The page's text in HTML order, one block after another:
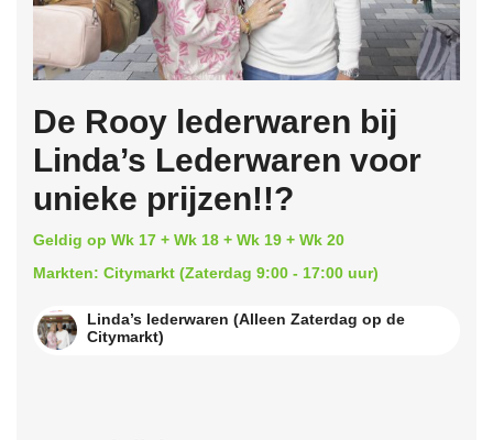
De Rooy lederwaren bij
Linda’s Lederwaren voor
unieke prijzen!!?
Geldig op Wk 17 + Wk 18 + Wk 19 + Wk 20
Markten: Citymarkt (Zaterdag 9:00 - 17:00 uur)
Linda’s lederwaren (Alleen Zaterdag op de
Citymarkt)